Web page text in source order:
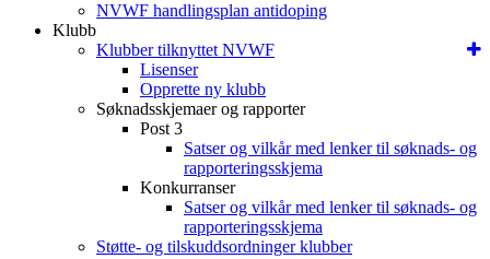
NVWF handlingsplan antidoping
Klubb
Klubber tilknyttet NVWF
Lisenser
Opprette ny klubb
Søknadsskjemaer og rapporter
Post 3
Satser og vilkår med lenker til søknads- og
rapporteringsskjema
Konkurranser
Satser og vilkår med lenker til søknads- og
rapporteringsskjema
Støtte- og tilskuddsordninger klubber